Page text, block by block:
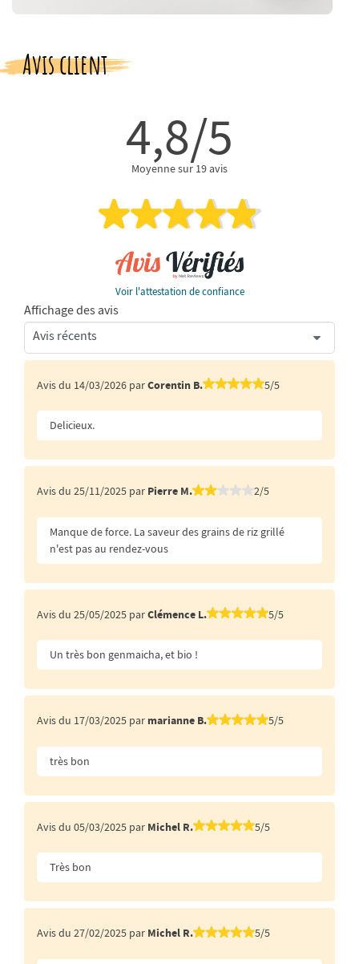
Avis client
4,8/5
Moyenne sur 19 avis
Voir l'attestation de confiance
Affichage des avis
Avis du 14/03/2026 parCorentin B. 5/5
Delicieux.
Avis du 25/11/2025 par Pierre M. 2/5
Manque de force. La saveur des grains de riz grillé
n'est pas au rendez-vous
Avis du 25/05/2025 parClémence L. 5/5
Un très bon genmaicha, et bio !
Avis du 17/03/2025 par marianne B. 5/5
très bon
Avis du 05/03/2025 par Michel R. 5/5
Très bon
Avis du 27/02/2025 par Michel R. 5/5